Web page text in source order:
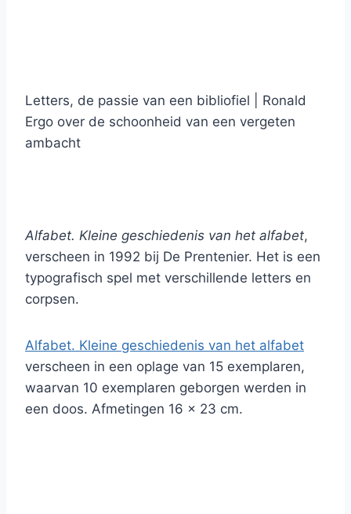
Letters, de passie van een bibliofiel | Ronald
Ergo over de schoonheid van een vergeten
ambacht
Alfabet. Kleine geschiedenis van het alfabet,
verscheen in 1992 bij De Prentenier. Het is een
typografisch spel met verschillende letters en
corpsen.
Alfabet. Kleine geschiedenis van het alfabet
verscheen in een oplage van 15 exemplaren,
waarvan 10 exemplaren geborgen werden in
een doos. Afmetingen 16 x 23 cm.